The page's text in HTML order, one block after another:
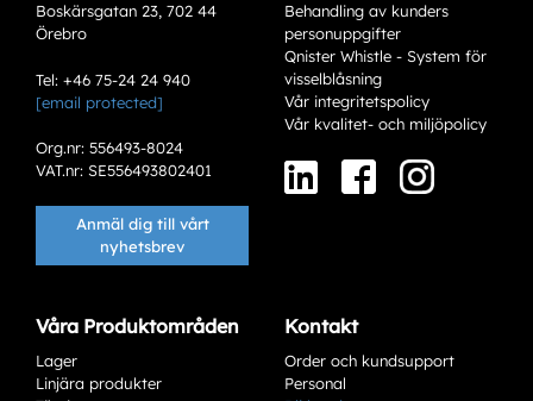
Boskärsgatan 23, 702 44
Örebro
Tel: +46 75-24 24 940
[email protected]
Org.nr: 556493-8024
VAT.nr: SE556493802401
Anmäl dig till vårt
nyhetsbrev
Behandling av kunders
personuppgifter
Qnister Whistle - System för
visselblåsning
Vår integritetspolicy
Vår kvalitet- och miljöpolicy
Våra Produktområden
Lager
Linjära produkter
Kontakt
Order och kundsupport
Personal